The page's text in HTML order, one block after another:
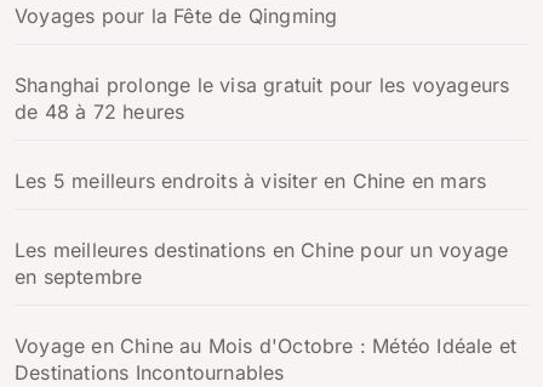
Voyages pour la Fête de Qingming
Shanghai prolonge le visa gratuit pour les voyageurs
de 48 à 72 heures
Les 5 meilleurs endroits à visiter en Chine en mars
Les meilleures destinations en Chine pour un voyage
en septembre
Voyage en Chine au Mois d'Octobre : Météo Idéale et
Destinations Incontournables